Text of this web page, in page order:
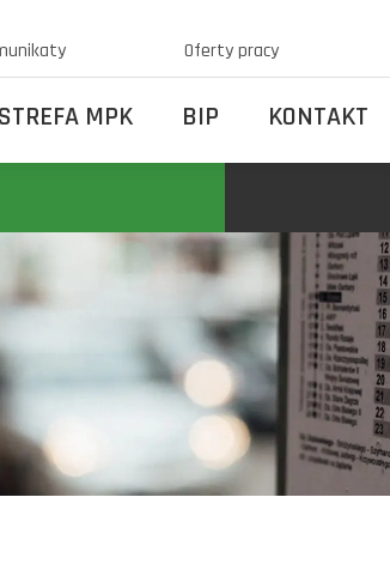
Oferty pracy
STREFA MPK BIP KONTAKT